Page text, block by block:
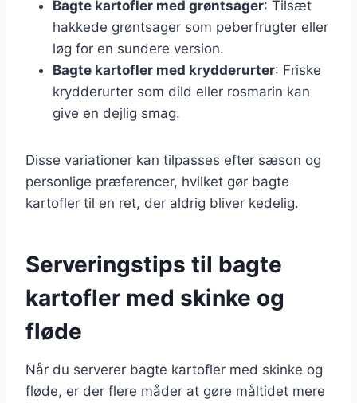
Bagte kartofler med grøntsager: Tilsæt
hakkede grøntsager som peberfrugter eller
løg for en sundere version.
Bagte kartofler med krydderurter: Friske
krydderurter som dild eller rosmarin kan
give en dejlig smag.
Disse variationer kan tilpasses efter sæson og
personlige præferencer, hvilket gør bagte
kartofler til en ret, der aldrig bliver kedelig.
Serveringstips til bagte
kartofler med skinke og
fløde
Når du serverer bagte kartofler med skinke og
fløde, er der flere måder at gøre måltidet mere